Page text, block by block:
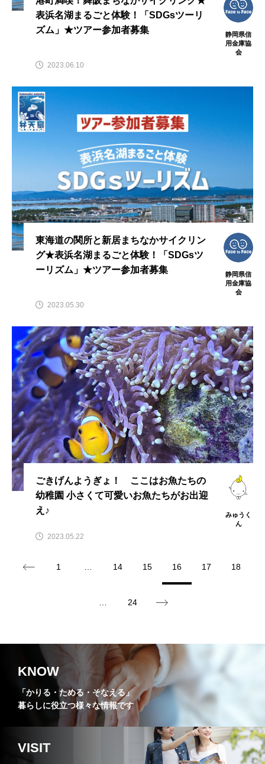
表浜名湖まるごと体験！「SDGsツーリ
ズム」★ツアー参加者募集
静岡県信
用金庫協
会
2023.06.10
東海道の関所と新居まちなかサイクリン
グ★表浜名湖まるごと体験！「SDGsツ
ーリズム」★ツアー参加者募集
静岡県信
用金庫協
会
2023.05.30
ごきげんようぎょ！ ここはお魚たちの
幼稚園 小さくて可愛いお魚たちがお出迎
え♪
みゅうく
ん
2023.05.22
1 14 15 16 17 18
24
KNOW
「かりる・ためる・そなえる」
暮らしに役立つ様々な情報です
VISIT